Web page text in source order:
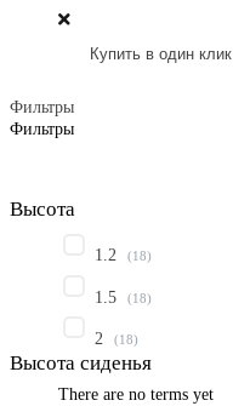
Фильтры
Фильтры
Высота
1.2 (18)
1.5 (18)
2 (18)
Высота сиденья
There are no terms yet
Купить в один клик